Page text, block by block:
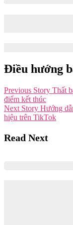
Điều hướng
Previous Story Thất
điểm kết thúc
Next Story Hướng
hiệu trên TikTok
Read Next